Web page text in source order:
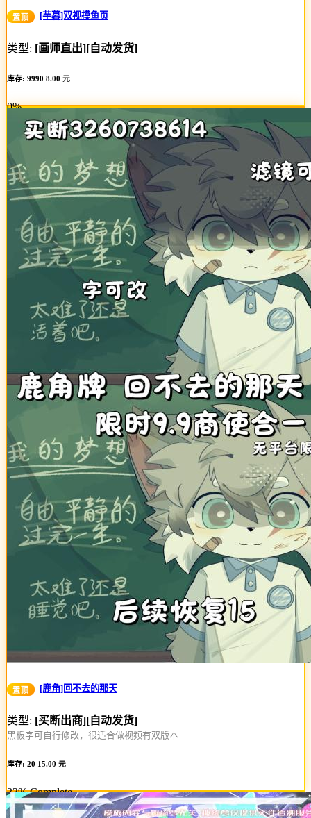
置顶 [芋暮]双视摸鱼页
类型: [画师直出][自动发货]
库存: 9990 8.00 元
0%
Complete
置顶 [鹿角]回不去的那天
类型: [买断出商][自动发货]
黑板字可自行修改，很适合做视频有双版本
库存: 20 15.00 元
33% Complete